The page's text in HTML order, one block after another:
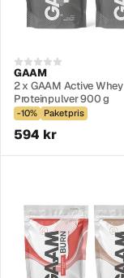
GAAM
2 x GAAM Active Whey
Proteinpulver 900 g
-10% Paketpris
594 kr